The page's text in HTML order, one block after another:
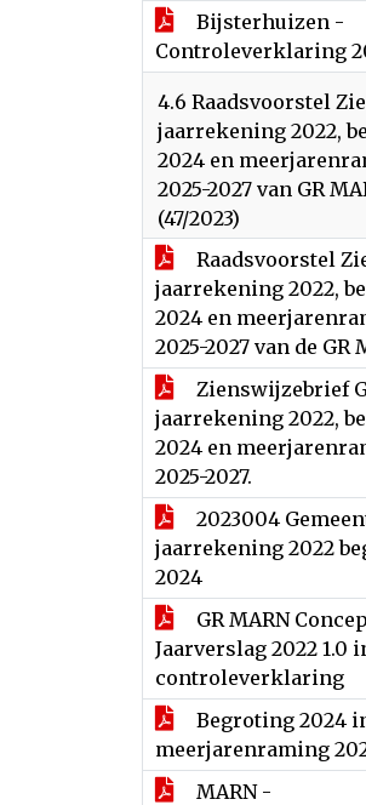
Bijsterhuizen -
Controleverklaring
4.6 Raadsvoorstel
jaarrekening 2022,
2024 en
2025-2027 van GR
(47/2023)
Raadsvoorstel
jaarrekening 2022,
2024 en
2025-2027 van de GR
Zienswijzebrief
jaarrekening 2022,
2024 en
2025-2027.
2023004
jaarrekening 2022
2024
GR MARN
Jaarverslag 2022 1.0
controleverklaring
Begroting 2024
meerjarenraming
MARN -